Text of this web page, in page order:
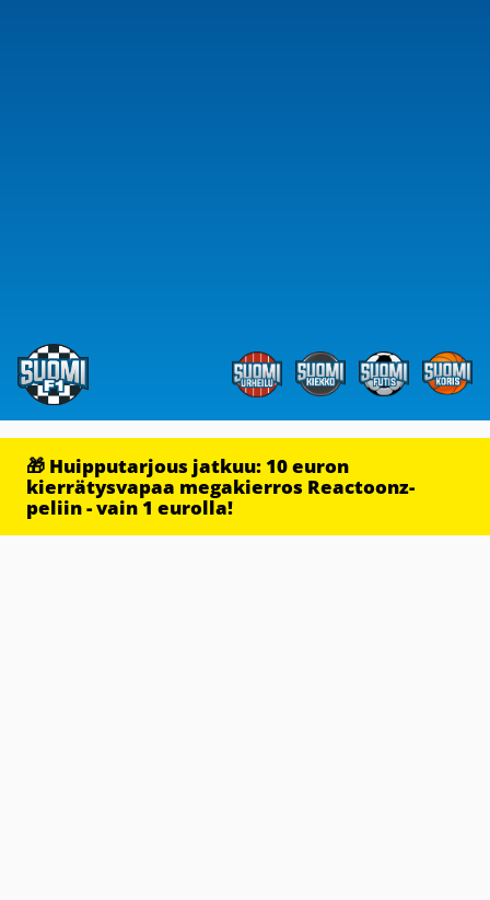
🎁 Huipputarjous jatkuu: 10 euron
kierrätysvapaa megakierros Reactoonz-
peliin - vain 1 eurolla!